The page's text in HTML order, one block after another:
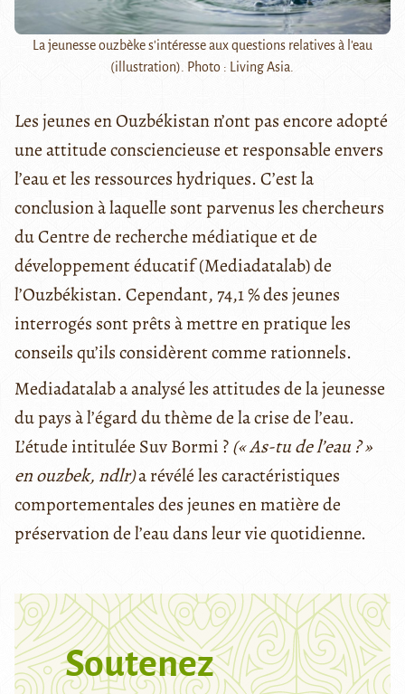
La jeunesse ouzbèke s'intéresse aux questions relatives à l'eau
(illustration). Photo : Living Asia.
Les jeunes en Ouzbékistan n’ont pas encore adopté
une attitude consciencieuse et responsable envers
l’eau et les ressources hydriques. C’est la
conclusion à laquelle sont parvenus les chercheurs
du Centre de recherche médiatique et de
développement éducatif (Mediadatalab) de
l’Ouzbékistan. Cependant, 74,1 % des jeunes
interrogés sont prêts à mettre en pratique les
conseils qu’ils considèrent comme rationnels.
Mediadatalab a analysé les attitudes de la jeunesse
du pays à l’égard du thème de la crise de l’eau.
L’étude intitulée Suv Bormi ?(« As-tu de l’eau ? »
en ouzbek, ndlr)a révélé les caractéristiques
comportementales des jeunes en matière de
préservation de l’eau dans leur vie quotidienne.
Soutenez